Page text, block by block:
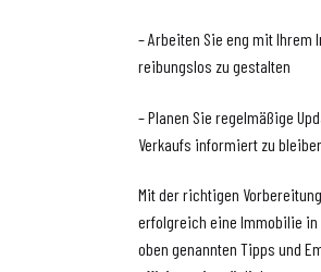
– Arbeiten Sie eng mit Ihrem
reibungslos zu gestalten
– Planen Sie regelmäßige
Verkaufs informiert zu
Mit der richtigen
erfolgreich eine Immobilie in
oben genannten Tipps und